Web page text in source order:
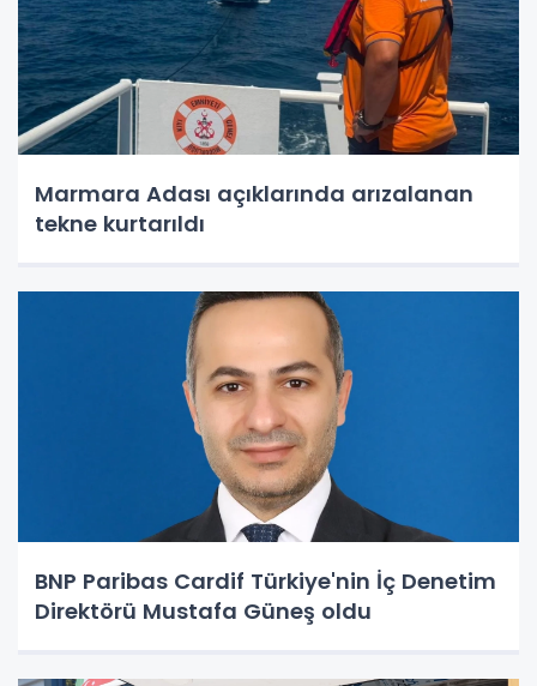
Marmara Adası açıklarında arızalanan
tekne kurtarıldı
BNP Paribas Cardif Türkiye'nin İç Denetim
Direktörü Mustafa Güneş oldu